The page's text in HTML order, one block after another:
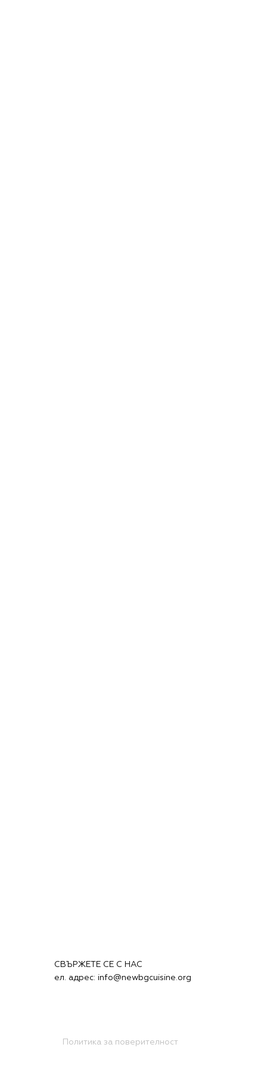
СВЪРЖЕТЕ СЕ С НАС
ел. адрес: info@newbgcuisine.org
Политика за поверителност